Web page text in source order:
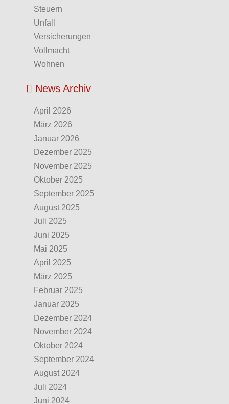
Steuern
Unfall
Versicherungen
Vollmacht
Wohnen
News Archiv
April 2026
März 2026
Januar 2026
Dezember 2025
November 2025
Oktober 2025
September 2025
August 2025
Juli 2025
Juni 2025
Mai 2025
April 2025
März 2025
Februar 2025
Januar 2025
Dezember 2024
November 2024
Oktober 2024
September 2024
August 2024
Juli 2024
Juni 2024